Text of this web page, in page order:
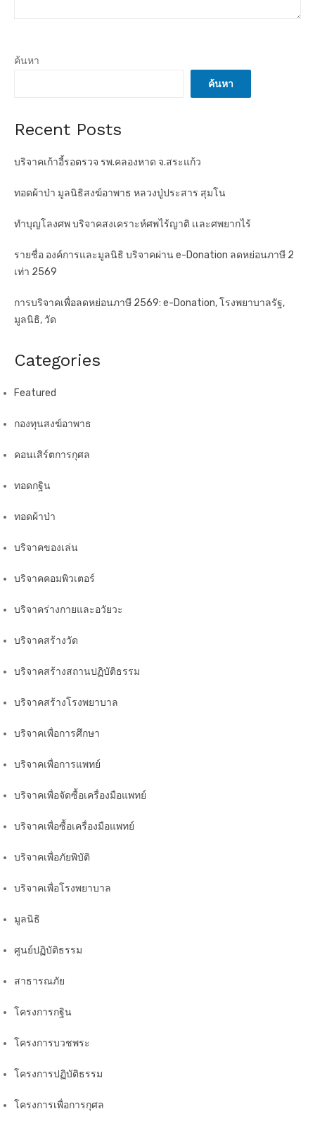
ค้นหา
ค้นหา
Recent Posts
บริจาคเก้าอี้รอตรวจ รพ.คลองหาด จ.สระแก้ว
ทอดผ้าป่า มูลนิธิสงฆ์อาพาธ หลวงปู่ประสาร สุมโน
ทำบุญโลงศพ บริจาคสงเคราะห์ศพไร้ญาติ เเละศพยากไร้
รายชื่อ องค์การและมูลนิธิ บริจาคผ่าน e-Donation ลดหย่อนภาษี 2
เท่า 2569
การบริจาคเพื่อลดหย่อนภาษี 2569: e-Donation, โรงพยาบาลรัฐ,
มูลนิธิ, วัด
Categories
Featured
กองทุนสงฆ์อาพาธ
คอนเสิร์ตการกุศล
ทอดกฐิน
ทอดผ้าป่า
บริจาคของเล่น
บริจาคคอมพิวเตอร์
บริจาคร่างกายและอวัยวะ
บริจาคสร้างวัด
บริจาคสร้างสถานปฏิบัติธรรม
บริจาคสร้างโรงพยาบาล
บริจาคเพื่อการศึกษา
บริจาคเพื่อการแพทย์
บริจาคเพื่อจัดซื้อเครื่องมือแพทย์
บริจาคเพื่อซื้อเครื่องมือแพทย์
บริจาคเพื่อภัยพิบัติ
บริจาคเพื่อโรงพยาบาล
มูลนิธิ
ศูนย์ปฏิบัติธรรม
สาธารณภัย
โครงการกฐิน
โครงการบวชพระ
โครงการปฏิบัติธรรม
โครงการเพื่อการกุศล